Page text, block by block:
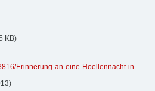
KB)
Erinnerung-an-eine-Hoellennacht-in-